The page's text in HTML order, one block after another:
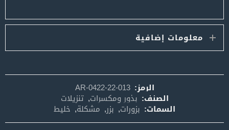
معلومات إضافية
الرمز: AR-0422-22-013
الصنف: بذور ومكسرات, تنزيلات
السمات: بزورات, بزر, مشكلة, خليط